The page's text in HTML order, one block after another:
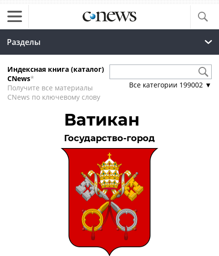
Разделы
Индексная книга (каталог)
CNews*
Получите все материалы
CNews по ключевому слову
Все категории 199002 ▼
Ватикан
Государство-город